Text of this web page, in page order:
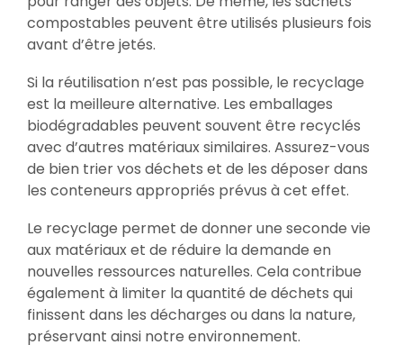
compostables peuvent être utilisés plusieurs fois
avant d’être jetés.
Si la réutilisation n’est pas possible, le recyclage
est la meilleure alternative. Les emballages
biodégradables peuvent souvent être recyclés
avec d’autres matériaux similaires. Assurez-vous
de bien trier vos déchets et de les déposer dans
les conteneurs appropriés prévus à cet effet.
Le recyclage permet de donner une seconde vie
aux matériaux et de réduire la demande en
nouvelles ressources naturelles. Cela contribue
également à limiter la quantité de déchets qui
finissent dans les décharges ou dans la nature,
préservant ainsi notre environnement.